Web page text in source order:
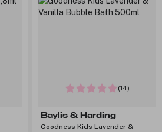
(14)
Baylis & Harding
Goodness Kids Lavender &